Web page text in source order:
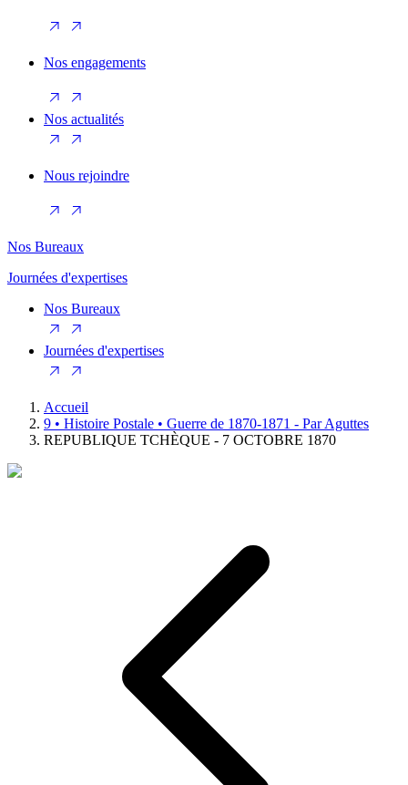
Nos engagements
Nos actualités
Nous rejoindre
Nos Bureaux
Journées d'expertises
Nos Bureaux
Journées d'expertises
Accueil
9 • Histoire Postale • Guerre de 1870-1871 - Par Aguttes
REPUBLIQUE TCHÈQUE - 7 OCTOBRE 1870